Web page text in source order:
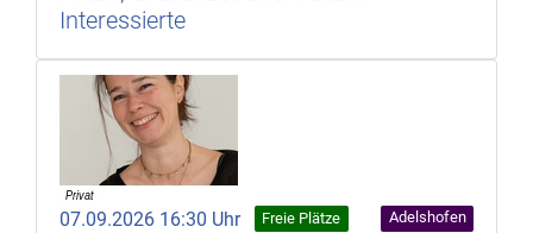
Interessierte
07.09.2026 16:30 Uhr Freie Plätze Adelshofen